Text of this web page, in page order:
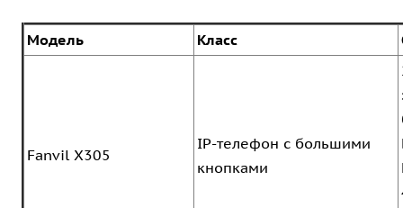
Модель Класс
Fanvil X305
IP-телефон с большими
кнопками